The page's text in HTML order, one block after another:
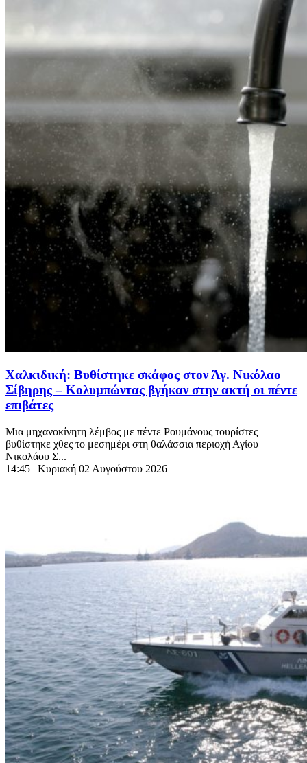
Χαλκιδική: Βυθίστηκε σκάφος στον Άγ. Νικόλαο
Σίβηρης – Κολυμπώντας βγήκαν στην ακτή οι πέντε
επιβάτες
Μια μηχανοκίνητη λέμβος με πέντε Ρουμάνους τουρίστες
βυθίστηκε χθες το μεσημέρι στη θαλάσσια περιοχή Αγίου
Νικολάου Σ...
14:45 | Κυριακή 02 Αυγούστου 2026